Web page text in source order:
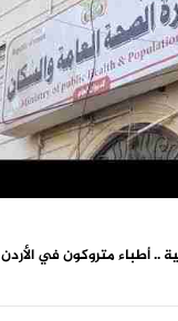
.. أطباء متروكون في الأردن